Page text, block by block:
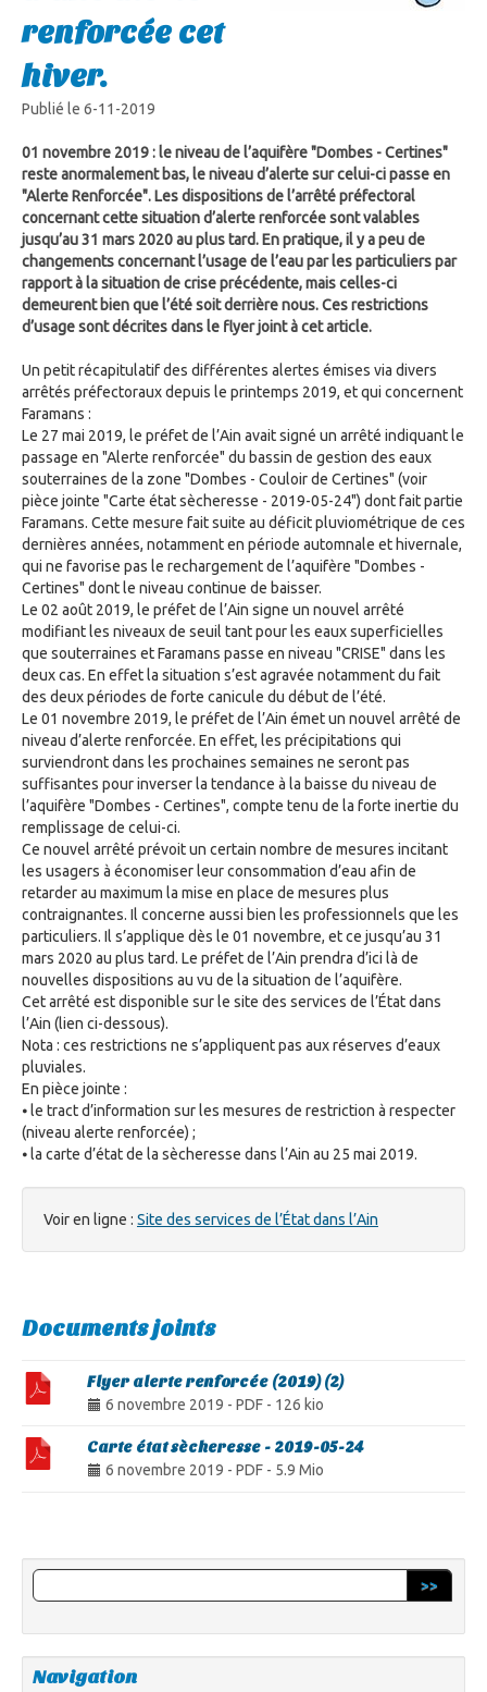
renforcée cet
hiver.
Publié le 6-11-2019
01 novembre 2019 : le niveau de l’aquifère "Dombes - Certines"
reste anormalement bas, le niveau d’alerte sur celui-ci passe en
"Alerte Renforcée". Les dispositions de l’arrêté préfectoral
concernant cette situation d’alerte renforcée sont valables
jusqu’au 31 mars 2020 au plus tard. En pratique, il y a peu de
changements concernant l’usage de l’eau par les particuliers par
rapport à la situation de crise précédente, mais celles-ci
demeurent bien que l’été soit derrière nous. Ces restrictions
d’usage sont décrites dans le flyer joint à cet article.
Un petit récapitulatif des différentes alertes émises via divers
arrêtés préfectoraux depuis le printemps 2019, et qui concernent
Faramans :
Le 27 mai 2019, le préfet de l’Ain avait signé un arrêté indiquant le
passage en "Alerte renforcée" du bassin de gestion des eaux
souterraines de la zone "Dombes - Couloir de Certines" (voir
pièce jointe "Carte état sècheresse - 2019-05-24") dont fait partie
Faramans. Cette mesure fait suite au déficit pluviométrique de ces
dernières années, notamment en période automnale et hivernale,
qui ne favorise pas le rechargement de l’aquifère "Dombes -
Certines" dont le niveau continue de baisser.
Le 02 août 2019, le préfet de l’Ain signe un nouvel arrêté
modifiant les niveaux de seuil tant pour les eaux superficielles
que souterraines et Faramans passe en niveau "CRISE" dans les
deux cas. En effet la situation s’est agravée notamment du fait
des deux périodes de forte canicule du début de l’été.
Le 01 novembre 2019, le préfet de l’Ain émet un nouvel arrêté de
niveau d’alerte renforcée. En effet, les précipitations qui
surviendront dans les prochaines semaines ne seront pas
suffisantes pour inverser la tendance à la baisse du niveau de
l’aquifère "Dombes - Certines", compte tenu de la forte inertie du
remplissage de celui-ci.
Ce nouvel arrêté prévoit un certain nombre de mesures incitant
les usagers à économiser leur consommation d’eau afin de
retarder au maximum la mise en place de mesures plus
contraignantes. Il concerne aussi bien les professionnels que les
particuliers. Il s’applique dès le 01 novembre, et ce jusqu’au 31
mars 2020 au plus tard. Le préfet de l’Ain prendra d’ici là de
nouvelles dispositions au vu de la situation de l’aquifère.
Cet arrêté est disponible sur le site des services de l’État dans
l’Ain (lien ci-dessous).
Nota : ces restrictions ne s’appliquent pas aux réserves d’eaux
pluviales.
En pièce jointe :
⦁ le tract d’information sur les mesures de restriction à respecter
(niveau alerte renforcée) ;
⦁ la carte d’état de la sècheresse dans l’Ain au 25 mai 2019.
Voir en ligne : Site des services de l’État dans l’Ain
Documents joints
Flyer alerte renforcée (2019) (2)
6 novembre 2019 - PDF - 126 kio
Carte état sècheresse - 2019-05-24
6 novembre 2019 - PDF - 5.9 Mio
>>
Navigation